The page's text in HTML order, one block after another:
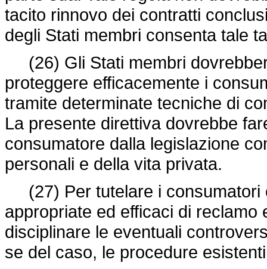
tacito rinnovo dei contratti
degli Stati membri consenta tale
(26) Gli Stati membri
proteggere efficacemente i
tramite determinate tecniche di
La presente direttiva dovrebbe
consumatore dalla legislazione
personali e della vita privata.
(27) Per tutelare i consumatori
appropriate ed efficaci di
disciplinare le eventuali
se del caso, le procedure